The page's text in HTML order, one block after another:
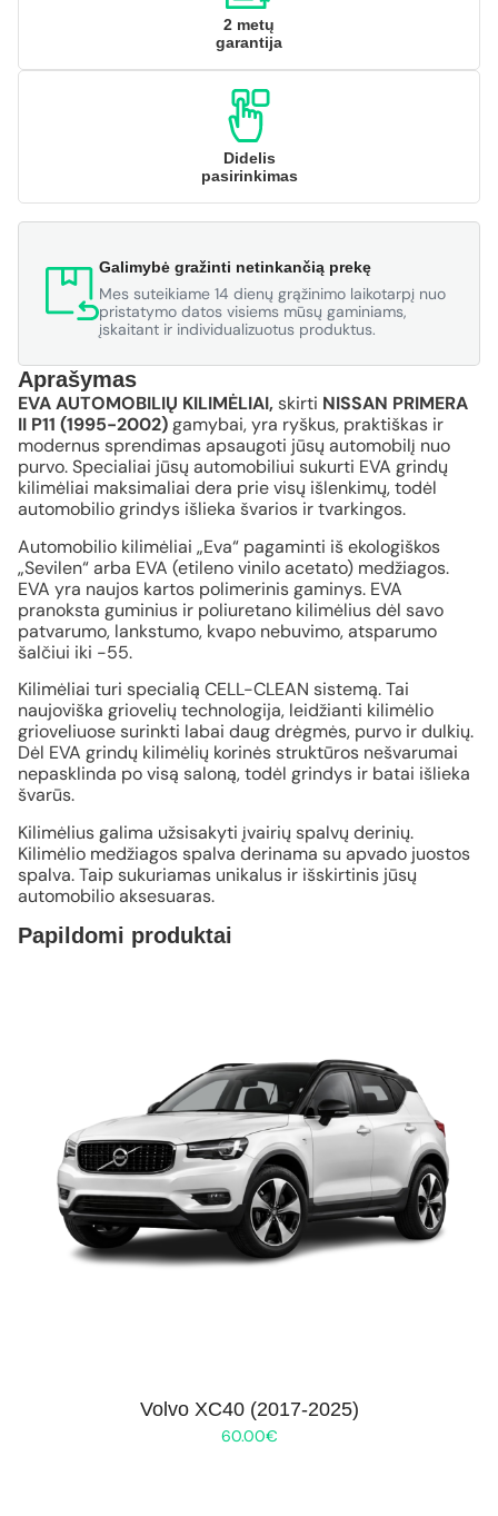
2 metų
garantija
Didelis
pasirinkimas
Galimybė gražinti netinkančią prekę
Mes suteikiame 14 dienų grąžinimo laikotarpį nuo
pristatymo datos visiems mūsų gaminiams,
įskaitant ir individualizuotus produktus.
Aprašymas
EVA AUTOMOBILIŲ KILIMĖLIAI, skirti NISSAN PRIMERA
II P11 (1995-2002)gamybai, yra ryškus, praktiškas ir
modernus sprendimas apsaugoti jūsų automobilį nuo
purvo. Specialiai jūsų automobiliui sukurti EVA grindų
kilimėliai maksimaliai dera prie visų išlenkimų, todėl
automobilio grindys išlieka švarios ir tvarkingos.
Automobilio kilimėliai „Eva“ pagaminti iš ekologiškos
„Sevilen“ arba EVA (etileno vinilo acetato) medžiagos.
EVA yra naujos kartos polimerinis gaminys. EVA
pranoksta guminius ir poliuretano kilimėlius dėl savo
patvarumo, lankstumo, kvapo nebuvimo, atsparumo
šalčiui iki -55.
Kilimėliai turi specialią CELL-CLEAN sistemą. Tai
naujoviška griovelių technologija, leidžianti kilimėlio
grioveliuose surinkti labai daug drėgmės, purvo ir dulkių.
Dėl EVA grindų kilimėlių korinės struktūros nešvarumai
nepasklinda po visą saloną, todėl grindys ir batai išlieka
švarūs.
Kilimėlius galima užsisakyti įvairių spalvų derinių.
Kilimėlio medžiagos spalva derinama su apvado juostos
spalva. Taip sukuriamas unikalus ir išskirtinis jūsų
automobilio aksesuaras.
Papildomi produktai
Volvo XC40 (2017-2025)
60.00€